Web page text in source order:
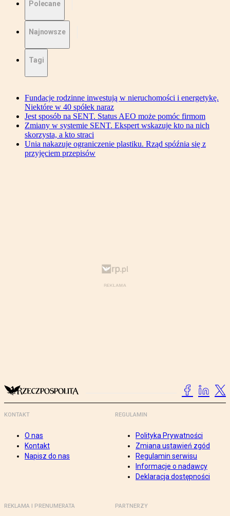
Polecane
Najnowsze
Tagi
Fundacje rodzinne inwestują w nieruchomości i energetykę.
Niektóre w 40 spółek naraz
Jest sposób na SENT. Status AEO może pomóc firmom
Zmiany w systemie SENT. Ekspert wskazuje kto na nich
skorzysta, a kto straci
Unia nakazuje ograniczenie plastiku. Rząd spóźnia się z
przyjęciem przepisów
KONTAKT
O nas
Kontakt
Napisz do nas
REGULAMIN
Polityka Prywatności
Zmiana ustawień zgód
Regulamin serwisu
Informacje o nadawcy
Deklaracja dostępności
REKLAMA I PRENUMERATA PARTNERZY